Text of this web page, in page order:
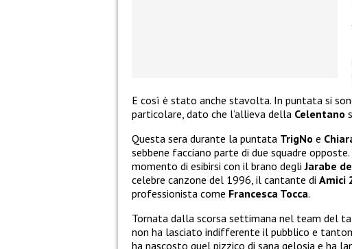
E così è stato anche stavolta. In puntata si
particolare, dato che l’allieva della Celentano
Questa sera durante la puntata TrigNo e
sebbene facciano parte di due squadre
momento di esibirsi con il brano degliJarabe
celebre canzone del 1996, il cantante di Amici
professionista come Francesca Tocca.
Tornata dalla scorsa settimana nel team del
non ha lasciato indifferente il pubblico e
ha nascosto quel pizzico di sana gelosia e ha